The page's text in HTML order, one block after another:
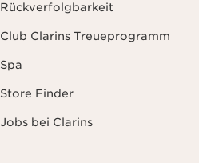
Rückverfolgbarkeit
Club Clarins Treueprogramm
Spa
Store Finder
Jobs bei Clarins